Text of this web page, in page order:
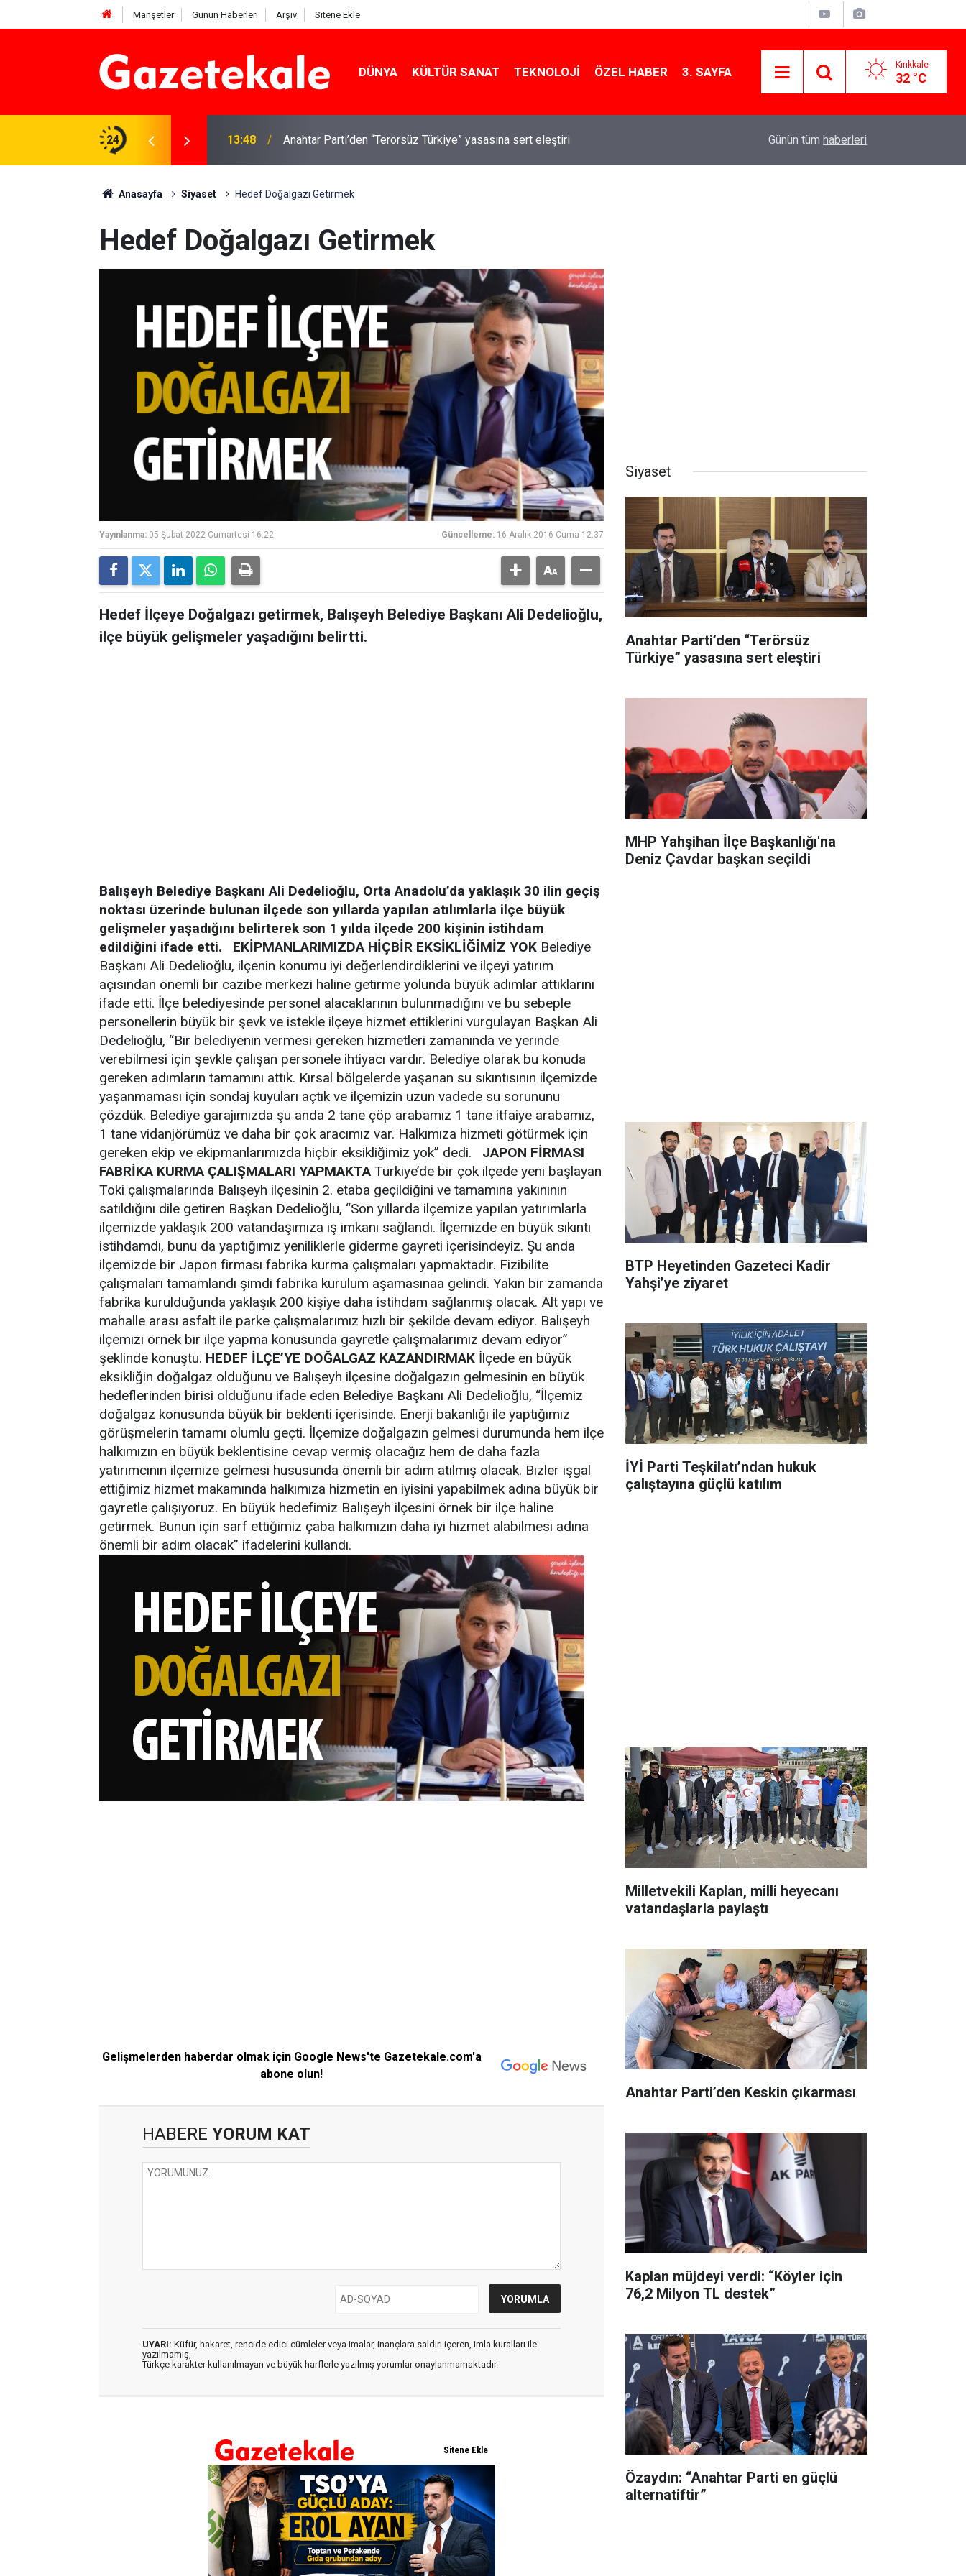
Manşetler Günün Haberleri Arşiv Sitene Ekle
DÜNYA KÜLTÜR SANAT TEKNOLOJI ÖZEL HABER 3. SAYFA Kırıkkale
32 °C
24
Beyaz Listeden aday 13:48 Anahtar Parti’den “Terörsüz Türkiye” yasasına sert eleştiri Kırıkkale’de hayvan hastalıklarına karşı
Günün tüm haberleri
Anasayfa Siyaset Hedef Doğalgazı Getirmek
Hedef Doğalgazı Getirmek
Yayınlanma: 05 Şubat 2022 Cumartesi 16:22 Güncelleme: 16 Aralık 2016 Cuma 12:37
Hedef İlçeye Doğalgazı getirmek, Balışeyh Belediye Başkanı Ali Dedelioğlu,
ilçe büyük gelişmeler yaşadığını belirtti.
Balışeyh Belediye Başkanı Ali Dedelioğlu, Orta Anadolu’da yaklaşık 30 ilin geçiş
noktası üzerinde bulunan ilçede son yıllarda yapılan atılımlarla ilçe büyük
gelişmeler yaşadığını belirterek son 1 yılda ilçede 200 kişinin istihdam
edildiğini ifade etti.
EKİPMANLARIMIZDA HİÇBİR EKSİKLİĞİMİZ YOK Belediye
Başkanı Ali Dedelioğlu, ilçenin konumu iyi değerlendirdiklerini ve ilçeyi yatırım
açısından önemli bir cazibe merkezi haline getirme yolunda büyük adımlar attıklarını
ifade etti. İlçe belediyesinde personel alacaklarının bulunmadığını ve bu sebeple
personellerin büyük bir şevk ve istekle ilçeye hizmet ettiklerini vurgulayan Başkan Ali
Dedelioğlu, “Bir belediyenin vermesi gereken hizmetleri zamanında ve yerinde
verebilmesi için şevkle çalışan personele ihtiyacı vardır. Belediye olarak bu konuda
gereken adımların tamamını attık. Kırsal bölgelerde yaşanan su sıkıntısının ilçemizde
yaşanmaması için sondaj kuyuları açtık ve ilçemizin uzun vadede su sorununu
çözdük. Belediye garajımızda şu anda 2 tane çöp arabamız 1 tane itfaiye arabamız,
1 tane vidanjörümüz ve daha bir çok aracımız var. Halkımıza hizmeti götürmek için
gereken ekip ve ekipmanlarımızda hiçbir eksikliğimiz yok” dedi. JAPON FİRMASI
FABRİKA KURMA ÇALIŞMALARI YAPMAKTA Türkiye’de bir çok ilçede yeni başlayan
Toki çalışmalarında Balışeyh ilçesinin 2. etaba geçildiğini ve tamamına yakınının
satıldığını dile getiren Başkan Dedelioğlu, “Son yıllarda ilçemize yapılan yatırımlarla
ilçemizde yaklaşık 200 vatandaşımıza iş imkanı sağlandı. İlçemizde en büyük sıkıntı
istihdamdı, bunu da yaptığımız yeniliklerle giderme gayreti içerisindeyiz. Şu anda
ilçemizde bir Japon firması fabrika kurma çalışmaları yapmaktadır. Fizibilite
çalışmaları tamamlandı şimdi fabrika kurulum aşamasınaa gelindi. Yakın bir zamanda
fabrika kurulduğunda yaklaşık 200 kişiye daha istihdam sağlanmış olacak. Alt yapı ve
mahalle arası asfalt ile parke çalışmalarımız hızlı bir şekilde devam ediyor. Balışeyh
ilçemizi örnek bir ilçe yapma konusunda gayretle çalışmalarımız devam ediyor”
şeklinde konuştu. HEDEF İLÇE’YE DOĞALGAZ KAZANDIRMAK İlçede en büyük
eksikliğin doğalgaz olduğunu ve Balışeyh ilçesine doğalgazın gelmesinin en büyük
hedeflerinden birisi olduğunu ifade eden Belediye Başkanı Ali Dedelioğlu, “İlçemiz
doğalgaz konusunda büyük bir beklenti içerisinde. Enerji bakanlığı ile yaptığımız
görüşmelerin tamamı olumlu geçti. İlçemize doğalgazın gelmesi durumunda hem ilçe
halkımızın en büyük beklentisine cevap vermiş olacağız hem de daha fazla
yatırımcının ilçemize gelmesi hususunda önemli bir adım atılmış olacak. Bizler işgal
ettiğimiz hizmet makamında halkımıza hizmetin en iyisini yapabilmek adına büyük bir
gayretle çalışıyoruz. En büyük hedefimiz Balışeyh ilçesini örnek bir ilçe haline
getirmek. Bunun için sarf ettiğimiz çaba halkımızın daha iyi hizmet alabilmesi adına
önemli bir adım olacak” ifadelerini kullandı.
Gelişmelerden haberdar olmak için Google News'te Gazetekale.com'a
abone olun!
HABERE YORUM KAT
UYARI: Küfür, hakaret, rencide edici cümleler veya imalar, inançlara saldırı içeren, imla kuralları ile
yazılmamış,
Türkçe karakter kullanılmayan ve büyük harflerle yazılmış yorumlar onaylanmamaktadır.
Siyaset
Anahtar Parti’den “Terörsüz
Türkiye” yasasına sert eleştiri
MHP Yahşihan İlçe Başkanlığı'na
Deniz Çavdar başkan seçildi
BTP Heyetinden Gazeteci Kadir
Yahşi’ye ziyaret
İYİ Parti Teşkilatı’ndan hukuk
çalıştayına güçlü katılım
Milletvekili Kaplan, milli heyecanı
vatandaşlarla paylaştı
Anahtar Parti’den Keskin çıkarması
Kaplan müjdeyi verdi: “Köyler için
76,2 Milyon TL destek”
Özaydın: “Anahtar Parti en güçlü
alternatiftir”